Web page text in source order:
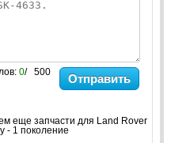
0/ 500 Отправить
еще запчасти для Land Rover
- 1 поколение